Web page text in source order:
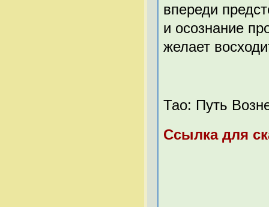
впереди
и осознание
желает
Тао: Путь
Ссылка для